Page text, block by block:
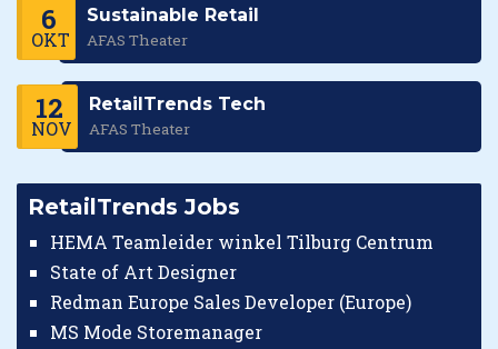
6
OKT
Sustainable Retail
AFAS Theater
12
NOV
RetailTrends Tech
AFAS Theater
RetailTrends Jobs
HEMA Teamleider winkel Tilburg Centrum
State of Art Designer
Redman Europe Sales Developer (Europe)
MS Mode Storemanager